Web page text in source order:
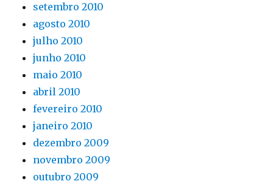
setembro 2010
agosto 2010
julho 2010
junho 2010
maio 2010
abril 2010
fevereiro 2010
janeiro 2010
dezembro 2009
novembro 2009
outubro 2009